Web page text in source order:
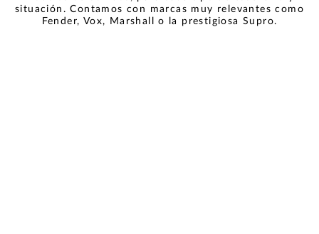
situación. Contamos con marcas muy relevantes como
Fender, Vox, Marshall o la prestigiosa Supro.